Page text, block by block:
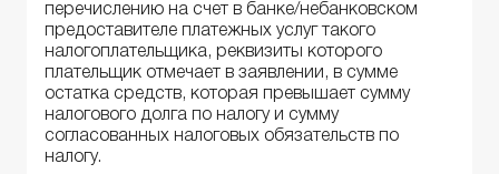
перечислению на счет в банке/небанковском
предоставителе платежных услуг такого
налогоплательщика, реквизиты которого
плательщик отмечает в заявлении, в сумме
остатка средств, которая превышает сумму
налогового долга по налогу и сумму
согласованных налоговых обязательств по
налогу.